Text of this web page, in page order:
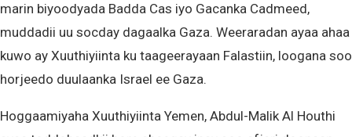
marin biyoodyada Badda Cas iyo Gacanka Cadmeed,
muddadii uu socday dagaalka Gaza. Weeraradan ayaa ahaa
kuwo ay Xuuthiyiinta ku taageerayaan Falastiin, loogana soo
horjeedo duulaanka Israel ee Gaza.
Hoggaamiyaha Xuuthiyiinta Yemen, Abdul-Malik Al Houthi